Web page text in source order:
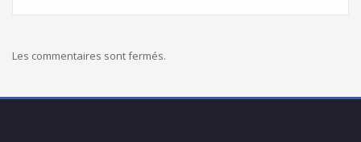
Les commentaires sont fermés.